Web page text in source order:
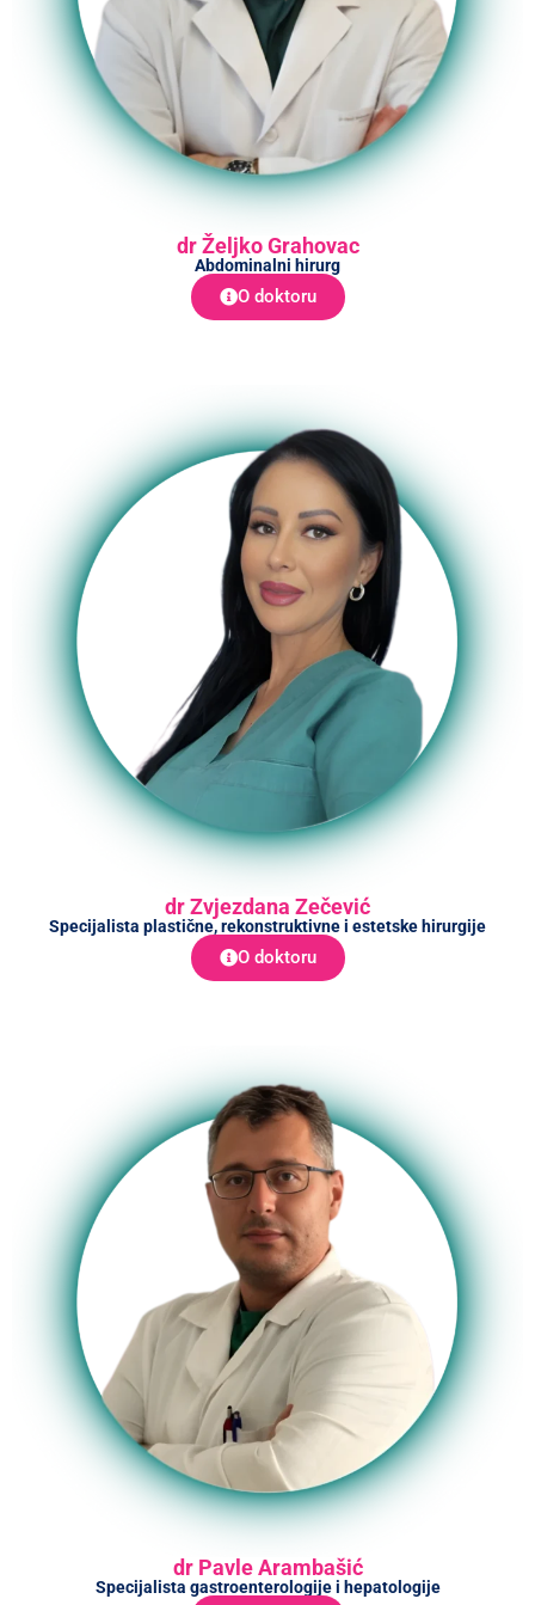
dr Željko Grahovac
Abdominalni hirurg
O doktoru
dr Zvjezdana Zečević
Specijalista plastične, rekonstruktivne i estetske hirurgije
O doktoru
dr Pavle Arambašić
Specijalista gastroenterologije i hepatologije